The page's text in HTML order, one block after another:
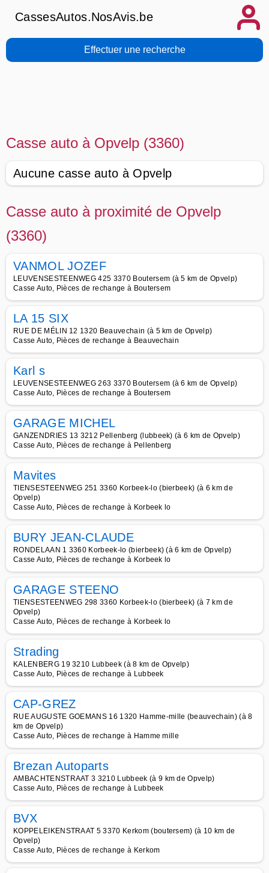
CassesAutos.NosAvis.be
Effectuer une recherche
Casse auto à Opvelp (3360)
Aucune casse auto à Opvelp
Casse auto à proximité de Opvelp
(3360)
VANMOL JOZEF
LEUVENSESTEENWEG 425 3370 Boutersem (à 5 km de Opvelp)
Casse Auto, Pièces de rechange à Boutersem
LA 15 SIX
RUE DE MÉLIN 12 1320 Beauvechain (à 5 km de Opvelp)
Casse Auto, Pièces de rechange à Beauvechain
Karl s
LEUVENSESTEENWEG 263 3370 Boutersem (à 6 km de Opvelp)
Casse Auto, Pièces de rechange à Boutersem
GARAGE MICHEL
GANZENDRIES 13 3212 Pellenberg (lubbeek) (à 6 km de Opvelp)
Casse Auto, Pièces de rechange à Pellenberg
Mavites
TIENSESTEENWEG 251 3360 Korbeek-lo (bierbeek) (à 6 km de
Opvelp)
Casse Auto, Pièces de rechange à Korbeek lo
BURY JEAN-CLAUDE
RONDELAAN 1 3360 Korbeek-lo (bierbeek) (à 6 km de Opvelp)
Casse Auto, Pièces de rechange à Korbeek lo
GARAGE STEENO
TIENSESTEENWEG 298 3360 Korbeek-lo (bierbeek) (à 7 km de
Opvelp)
Casse Auto, Pièces de rechange à Korbeek lo
Strading
KALENBERG 19 3210 Lubbeek (à 8 km de Opvelp)
Casse Auto, Pièces de rechange à Lubbeek
CAP-GREZ
RUE AUGUSTE GOEMANS 16 1320 Hamme-mille (beauvechain) (à 8
km de Opvelp)
Casse Auto, Pièces de rechange à Hamme mille
Brezan Autoparts
AMBACHTENSTRAAT 3 3210 Lubbeek (à 9 km de Opvelp)
Casse Auto, Pièces de rechange à Lubbeek
BVX
KOPPELEIKENSTRAAT 5 3370 Kerkom (boutersem) (à 10 km de
Opvelp)
Casse Auto, Pièces de rechange à Kerkom